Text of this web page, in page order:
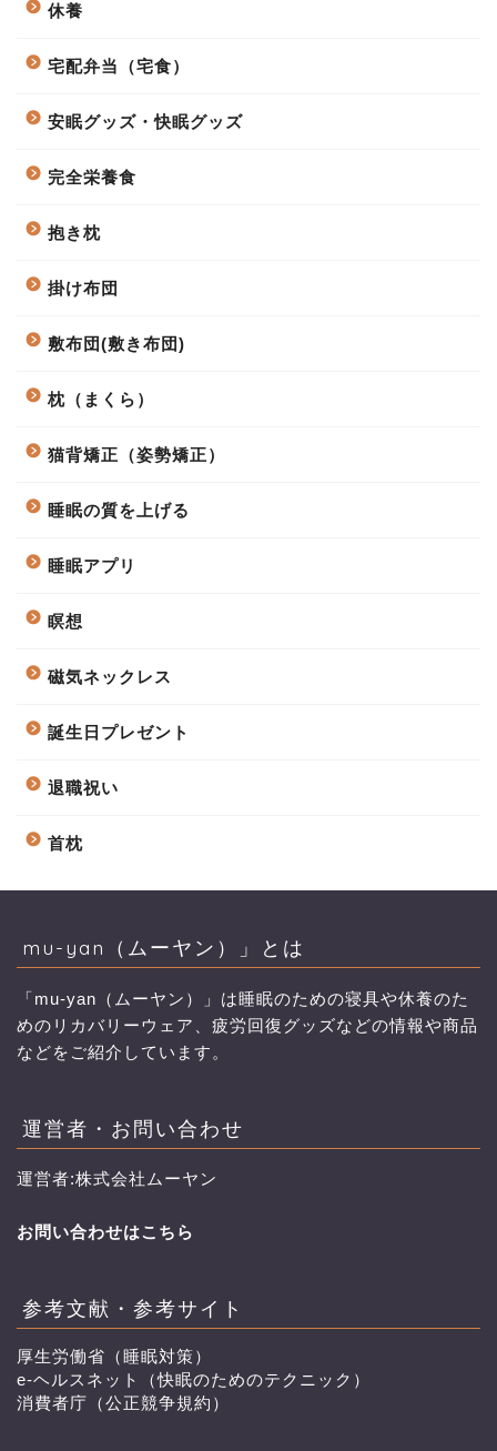
休養
宅配弁当（宅食）
安眠グッズ・快眠グッズ
完全栄養食
抱き枕
掛け布団
敷布団(敷き布団)
枕（まくら）
猫背矯正（姿勢矯正）
睡眠の質を上げる
睡眠アプリ
瞑想
磁気ネックレス
誕生日プレゼント
退職祝い
首枕
mu-yan（ムーヤン）」とは
「mu-yan（ムーヤン）」は睡眠のための寝具や休養のた
めのリカバリーウェア、疲労回復グッズなどの情報や商品
などをご紹介しています。
運営者・お問い合わせ
運営者:株式会社ムーヤン
お問い合わせはこちら
参考文献・参考サイト
厚生労働省（睡眠対策）
e-ヘルスネット（快眠のためのテクニック）
消費者庁（公正競争規約）